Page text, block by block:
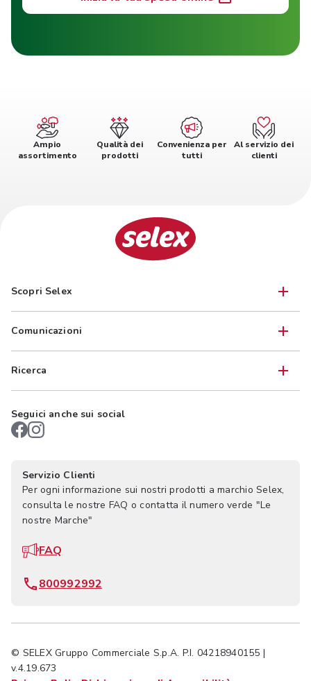
Ampio
assortimento
Qualità dei
prodotti
Convenienza per
tutti
Al servizio dei
clienti
Scopri Selex
Comunicazioni
Ricerca
Seguici anche sui social
Servizio Clienti
Per ogni informazione sui nostri prodotti a marchio Selex,
consulta le nostre FAQ o contatta il numero verde "Le
nostre Marche"
FAQ
800992992
© SELEX Gruppo Commerciale S.p.A. P.I. 04218940155 |
v.4.19.673